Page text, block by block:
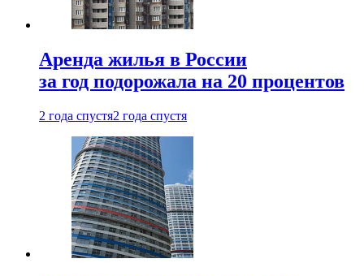
Аренда жилья в России
за год подорожала на 20 процентов
2 года спустя2 года спустя